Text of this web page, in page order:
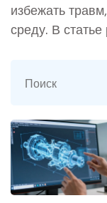
избежать
среду. В
какие
Рассмотрим
мастеров и
своё рабочее